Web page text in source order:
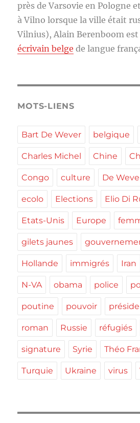
près de Varsovie en Pologne
à Vilno lorsque la ville était
Vilnius), Alain Berenboom est
écrivain belge de langue
MOTS-LIENS
Bart De Wever belgique
Charles Michel Chine
Congo culture De
ecolo Elections Elio Di
Etats-Unis Europe
gilets jaunes
Hollande immigrés Iran
N-VA obama police
poutine pouvoir
roman Russie réfugiés
signature Syrie Théo
Turquie Ukraine virus